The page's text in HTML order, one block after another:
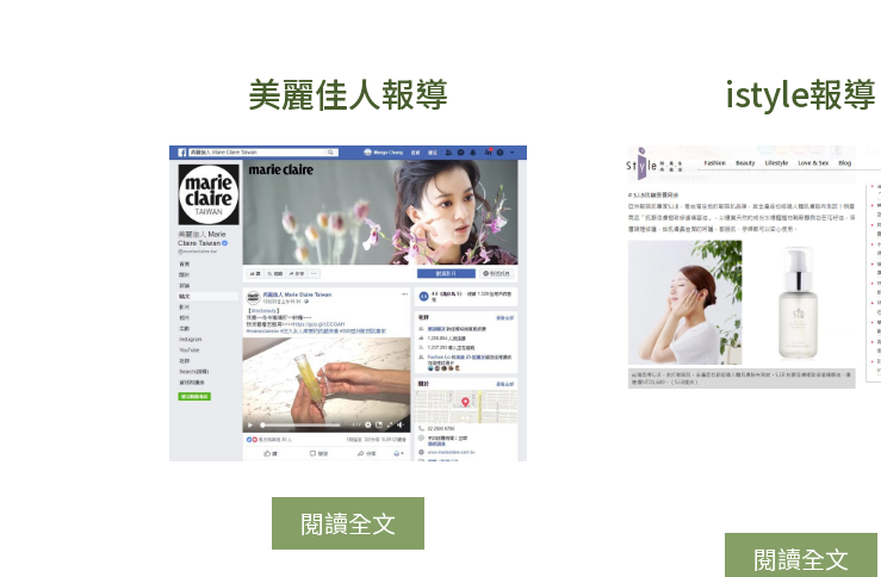
美麗佳人報導
閱讀全文
istyle報導
閱讀全文